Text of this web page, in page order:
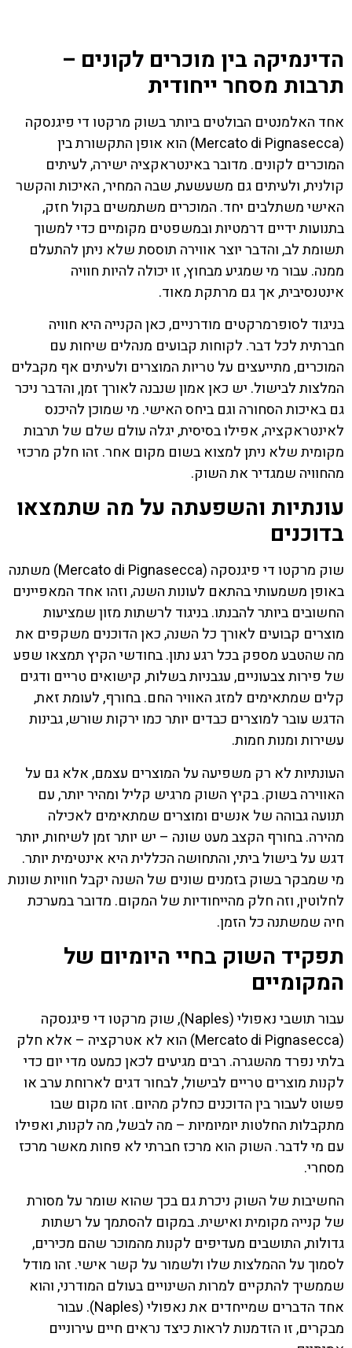
הדינמיקה בין מוכרים לקונים –
תרבות מסחר ייחודית
אחד האלמנטים הבולטים ביותר בשוק מרקטו די פיגנסקה
(Mercato di Pignasecca) הוא אופן התקשורת בין
המוכרים לקונים. מדובר באינטראקציה ישירה, לעיתים
קולנית, ולעיתים גם משעשעת, שבה המחיר, האיכות והקשר
האישי משתלבים יחד. המוכרים משתמשים בקול חזק,
בתנועות ידיים דרמטיות ובמשפטים מקומיים כדי למשוך
תשומת לב, והדבר יוצר אווירה תוססת שלא ניתן להתעלם
ממנה. עבור מי שמגיע מבחוץ, זו יכולה להיות חוויה
אינטנסיבית, אך גם מרתקת מאוד.
בניגוד לסופרמרקטים מודרניים, כאן הקנייה היא חוויה
חברתית לכל דבר. לקוחות קבועים מנהלים שיחות עם
המוכרים, מתייעצים על טריות המוצרים ולעיתים אף מקבלים
המלצות לבישול. יש כאן אמון שנבנה לאורך זמן, והדבר ניכר
גם באיכות הסחורה וגם ביחס האישי. מי שמוכן להיכנס
לאינטראקציה, אפילו בסיסית, יגלה עולם שלם של תרבות
מקומית שלא ניתן למצוא בשום מקום אחר. זהו חלק מרכזי
מהחוויה שמגדיר את השוק.
עונתיות והשפעתה על מה שתמצאו
בדוכנים
שוק מרקטו די פיגנסקה (Mercato di Pignasecca) משתנה
באופן משמעותי בהתאם לעונות השנה, וזהו אחד המאפיינים
החשובים ביותר להבנתו. בניגוד לרשתות מזון שמציעות
מוצרים קבועים לאורך כל השנה, כאן הדוכנים משקפים את
מה שהטבע מספק בכל רגע נתון. בחודשי הקיץ תמצאו שפע
של פירות צבעוניים, עגבניות בשלות, קישואים טריים ודגים
קלים שמתאימים למזג האוויר החם. בחורף, לעומת זאת,
הדגש עובר למוצרים כבדים יותר כמו ירקות שורש, גבינות
עשירות ומנות חמות.
העונתיות לא רק משפיעה על המוצרים עצמם, אלא גם על
האווירה בשוק. בקיץ השוק מרגיש קליל ומהיר יותר, עם
תנועה גבוהה של אנשים ומוצרים שמתאימים לאכילה
מהירה. בחורף הקצב מעט שונה – יש יותר זמן לשיחות, יותר
דגש על בישול ביתי, והתחושה הכללית היא אינטימית יותר.
מי שמבקר בשוק בזמנים שונים של השנה יקבל חוויות שונות
לחלוטין, וזה חלק מהייחודיות של המקום. מדובר במערכת
חיה שמשתנה כל הזמן.
תפקיד השוק בחיי היומיום של
המקומיים
עבור תושבי נאפולי (Naples), שוק מרקטו די פיגנסקה
(Mercato di Pignasecca) הוא לא אטרקציה – אלא חלק
בלתי נפרד מהשגרה. רבים מגיעים לכאן כמעט מדי יום כדי
לקנות מוצרים טריים לבישול, לבחור דגים לארוחת ערב או
פשוט לעבור בין הדוכנים כחלק מהיום. זהו מקום שבו
מתקבלות החלטות יומיומיות – מה לבשל, מה לקנות, ואפילו
עם מי לדבר. השוק הוא מרכז חברתי לא פחות מאשר מרכז
מסחרי.
החשיבות של השוק ניכרת גם בכך שהוא שומר על מסורת
של קנייה מקומית ואישית. במקום להסתמך על רשתות
גדולות, התושבים מעדיפים לקנות מהמוכר שהם מכירים,
לסמוך על ההמלצות שלו ולשמור על קשר אישי. זהו מודל
שממשיך להתקיים למרות השינויים בעולם המודרני, והוא
אחד הדברים שמייחדים את נאפולי (Naples). עבור
מבקרים, זו הזדמנות לראות כיצד נראים חיים עירוניים